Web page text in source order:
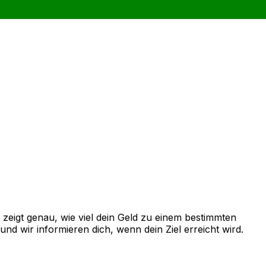
genau, wie viel dein Geld zu einem bestimmten
wir informieren dich, wenn dein Ziel erreicht wird.